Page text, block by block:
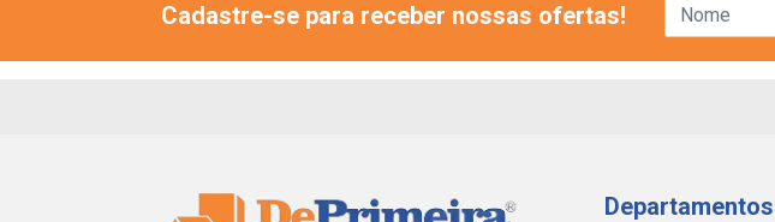
Cadastre-se para receber nossas ofertas!
Departamentos